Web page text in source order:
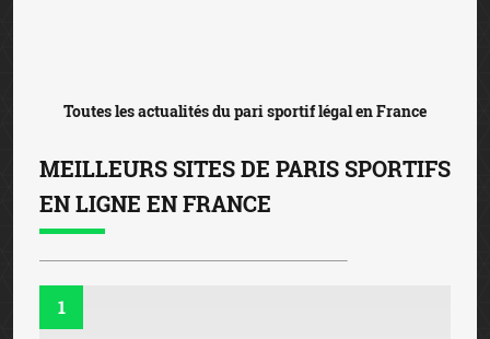
Toutes les actualités du pari sportif légal en France
MEILLEURS SITES DE PARIS SPORTIFS
EN LIGNE EN FRANCE
1